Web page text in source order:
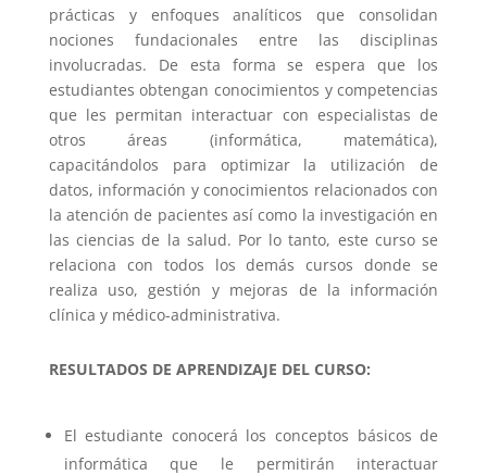
prácticas y enfoques analíticos que consolidan
nociones fundacionales entre las disciplinas
involucradas. De esta forma se espera que los
estudiantes obtengan conocimientos y competencias
que les permitan interactuar con especialistas de
otros áreas (informática, matemática),
capacitándolos para optimizar la utilización de
datos, información y conocimientos relacionados con
la atención de pacientes así como la investigación en
las ciencias de la salud. Por lo tanto, este curso se
relaciona con todos los demás cursos donde se
realiza uso, gestión y mejoras de la información
clínica y médico-administrativa.
RESULTADOS DE APRENDIZAJE DEL CURSO:
El estudiante conocerá los conceptos básicos de
informática que le permitirán interactuar